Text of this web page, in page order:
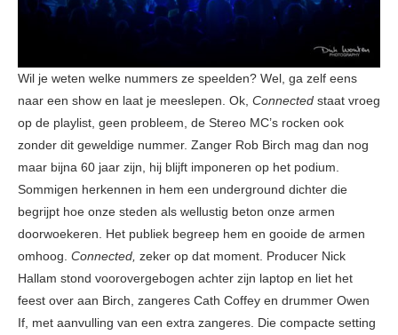
Wil je weten welke nummers ze speelden? Wel, ga zelf eens
naar een show en laat je meeslepen. Ok, Connected staat vroeg
op de playlist, geen probleem, de Stereo MC’s rocken ook
zonder dit geweldige nummer. Zanger Rob Birch mag dan nog
maar bijna 60 jaar zijn, hij blijft imponeren op het podium.
Sommigen herkennen in hem een underground dichter die
begrijpt hoe onze steden als wellustig beton onze armen
doorwoekeren. Het publiek begreep hem en gooide de armen
omhoog. Connected, zeker op dat moment. Producer Nick
Hallam stond voorovergebogen achter zijn laptop en liet het
feest over aan Birch, zangeres Cath Coffey en drummer Owen
If, met aanvulling van een extra zangeres. Die compacte setting